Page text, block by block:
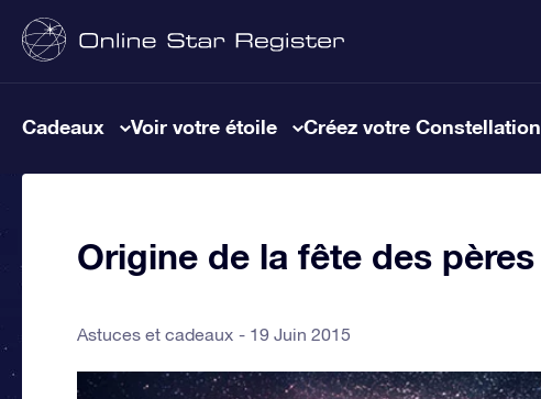
Cadeaux Voir votre étoile Créez votre Constellation
Origine de la fête des pères
Astuces et cadeaux 19 Juin 2015